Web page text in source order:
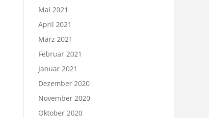
Mai 2021
April 2021
März 2021
Februar 2021
Januar 2021
Dezember 2020
November 2020
Oktober 2020